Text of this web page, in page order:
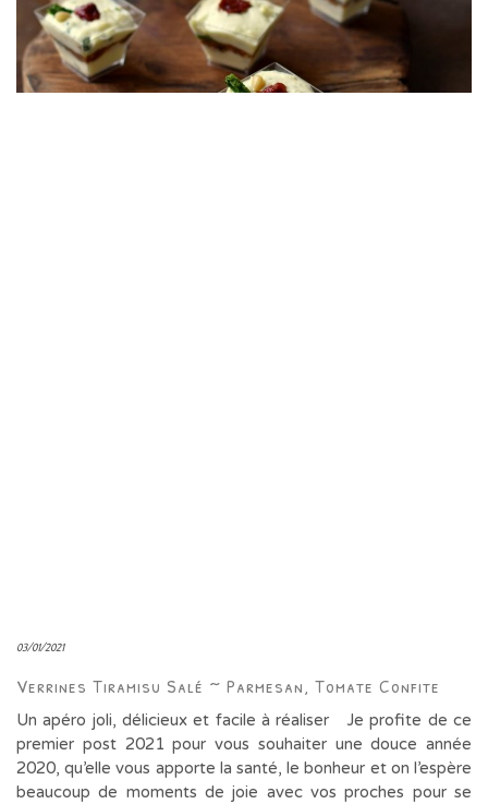
03/01/2021
Verrines Tiramisu Salé ~ Parmesan, Tomate Confite
Un apéro joli, délicieux et facile à réaliser Je profite de ce
premier post 2021 pour vous souhaiter une douce année
2020, qu’elle vous apporte la santé, le bonheur et on l’espère
beaucoup de moments de joie avec vos proches pour se